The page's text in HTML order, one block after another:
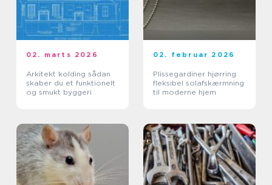
02. marts 2026
Arkitekt kolding sådan
skaber du et funktionelt
og smukt byggeri
02. februar 2026
Plissegardiner hjørring
fleksibel solafskærmning
til moderne hjem